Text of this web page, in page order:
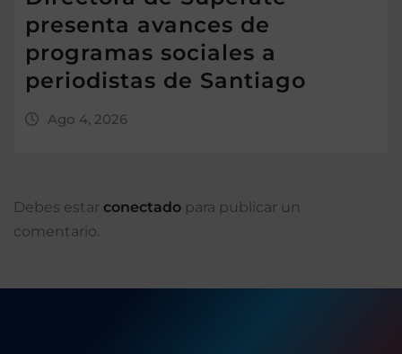
presenta avances de
programas sociales a
periodistas de Santiago
Ago 4, 2026
Debes estar conectado para publicar un
comentario.